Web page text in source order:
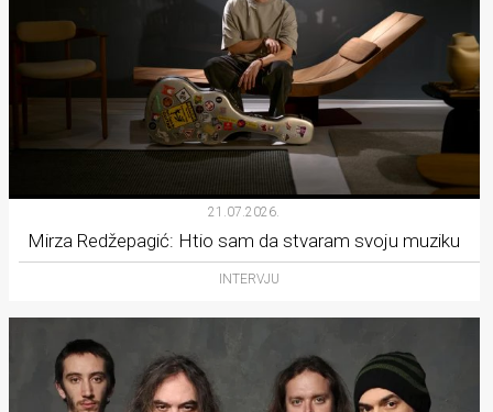
21.07.2026.
Mirza Redžepagić: Htio sam da stvaram svoju muziku
INTERVJU